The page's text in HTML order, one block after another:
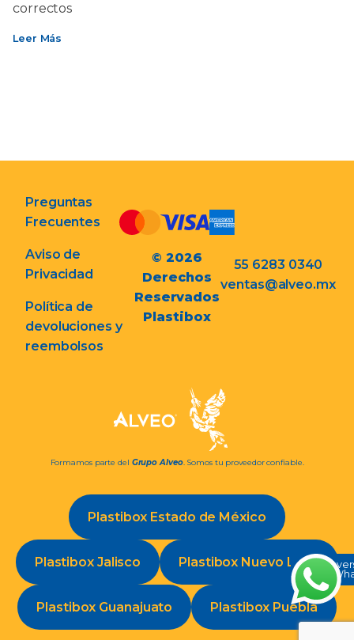
en
correctos
Leer Más
Preguntas
Frecuentes
Aviso de
Privacidad
Política de
devoluciones y
reembolsos
© 2026
Derechos
Reservados
Plastibox
55 6283 0340
ventas@alveo.mx
Formamos parte del Grupo Alveo. Somos tu proveedor confiable.
Plastibox Estado de México
Plastibox Jalisco Plastibox Nuevo León
Plastibox Guanajuato Plastibox Puebla